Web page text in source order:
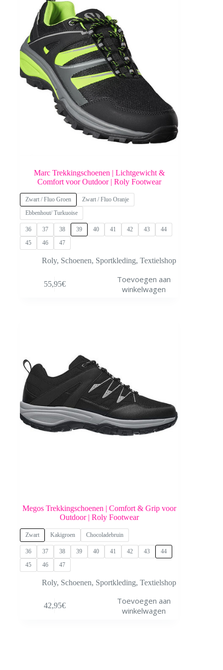
Marc Trekkingschoenen | Lichtgewicht &
Comfort voor Outdoor | Roly Footwear
Zwart / Fluo Groen
Zwart / Fluo Oranje
Ebbenhout/ Turkuoise
36 37 38 39 40 41 42 43
44
45
46 47
Roly, Schoenen, Sportkleding,Textielshop
55,95€
Toevoegen aan
winkelwagen
productpagina
Megos Trekkingschoenen | Comfort & Grip voor
Outdoor | Roly Footwear
Zwart Kakigroen Chocoladebruin
36 37 38 39 40 41 42 43
44
45
46 47
Roly, Schoenen, Sportkleding,Textielshop
42,95€
Toevoegen aan
winkelwagen